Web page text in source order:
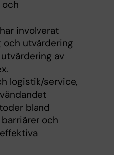
involverat
och utvärdering
utvärdering av
logistik/service,
bland
och